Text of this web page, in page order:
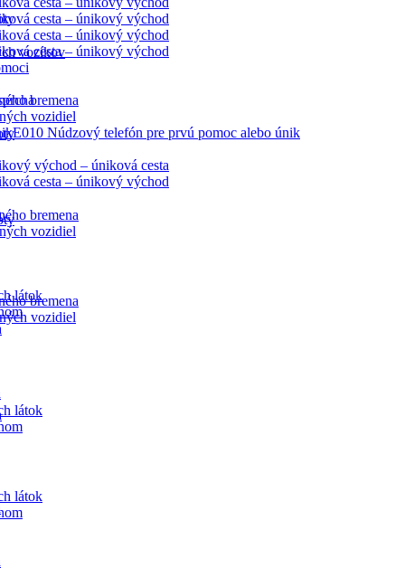
bremena
vozidiel
látok
cesta – únikový východ
cesta – únikový východ
cesta – únikový východ
E010 Núdzový telefón pre prvú pomoc alebo únik
východ – úniková cesta
cesta – únikový východ
bremena
vozidiel
látok
vozíkov
bremena
vozidiel
látok